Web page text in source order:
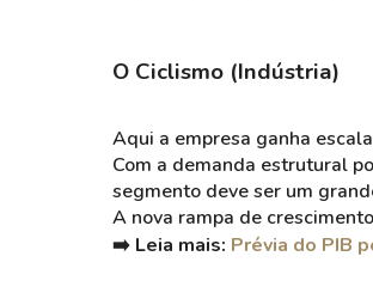
O Ciclismo (Indústria)
Aqui a empresa ganha
Com a demanda estrutural
segmento deve ser um
A nova rampa de
➡️ Leia mais: Prévia do PIB